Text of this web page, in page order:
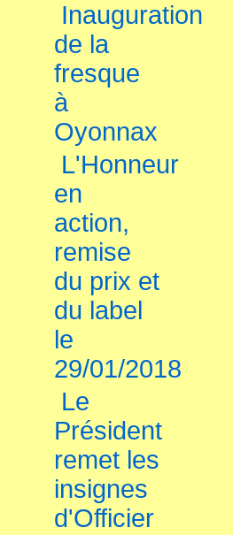
Inauguration
de la
fresque
à
Oyonnax
L'Honneur
en
action,
remise
du prix et
du label
le
29/01/2018
Le
Président
remet les
insignes
d'Officier